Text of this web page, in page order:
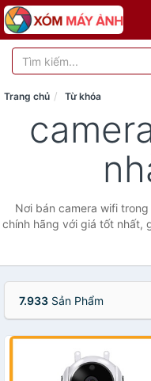
Trang chủ Từ khóa
Nơi bán camera wifi
chính hãng với giá tốt nhất,
7.933 Sản Phẩm